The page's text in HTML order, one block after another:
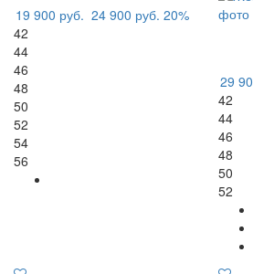
19 900 руб. 24 900 руб. 20%
42
44
46
48
50
52
54
56
29
42
44
46
48
50
52